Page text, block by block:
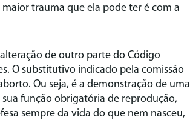
trauma que ela pode ter é com a
de outro parte do Código
O substitutivo indicado pela comissão
Ou seja, é a demonstração de uma
função obrigatória de reprodução,
sempre da vida do que nem nasceu,